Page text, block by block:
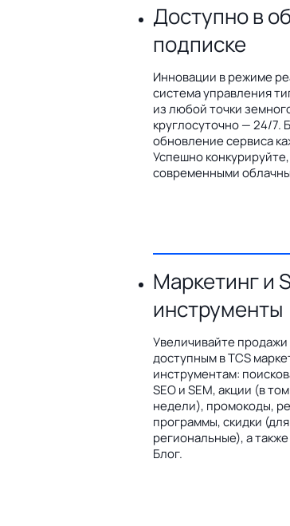
Доступно в
подписке
Инновации в режиме
система управления
из любой точки
круглосуточно — 24/7.
обновление сервиса
Успешно
современными
Маркетинг и
инструменты
Увеличивайте продажи
доступным в TCS
инструментам:
SEO и SEM, акции (в
недели), промокоды,
программы, скидки
региональные), а
Блог.